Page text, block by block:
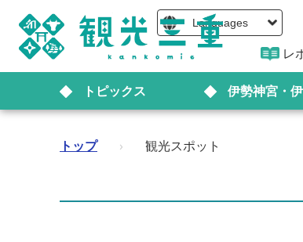
Languages
レ
トピックス 伊勢神宮・
トップ › 観光スポット